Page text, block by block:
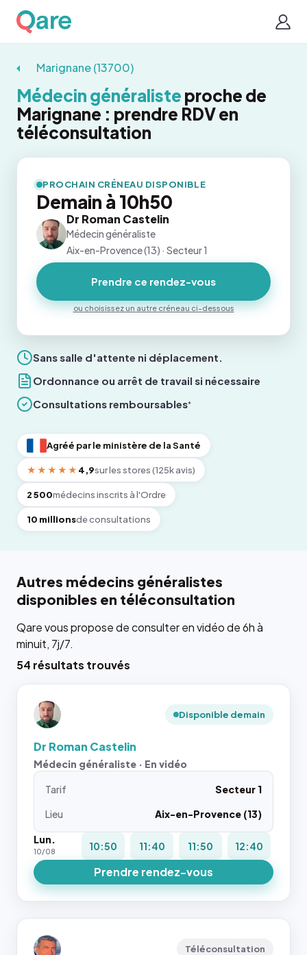
Marignane (13700)
Médecin généraliste proche de
Marignane : prendre RDV en
téléconsultation
Sans salle d'attente ni déplacement.
Ordonnance ou arrêt de travail si nécessaire
Consultations remboursables*
Agréé par le ministère de la Santé
★★★★★ 4,9sur les stores (125k avis)
2 500médecins inscrits à l'Ordre
10 millionsde consultations
PROCHAIN CRÉNEAU DISPONIBLE
Demain à 10h50
Dr Roman Castelin
Médecin généraliste
Aix-en-Provence (13) · Secteur 1
Prendre ce rendez-vous
ou choisissez un autre créneau ci-dessous
Autres médecins généralistes
disponibles en téléconsultation
Qare vous propose de consulter en vidéo de 6h à
minuit, 7j/7.
54 résultats trouvés
Disponible demain
Dr Roman Castelin
Médecin généraliste · En vidéo
Tarif
Secteur 1
Lieu
Aix-en-Provence (13)
Lun.
10/08 10:50 11:40 11:50 12:40
Prendre rendez-vous
Téléconsultation